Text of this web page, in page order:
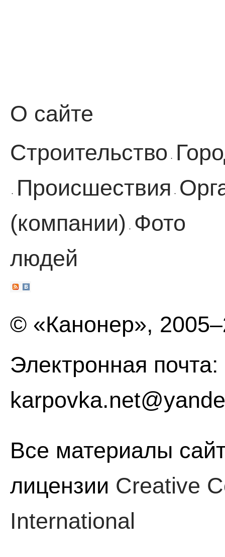
О сайте
Строительство ·
· Происшествия ·
(компании)
·
Фото
людей
© «Канонер»,
Электронная почта:
Все материалы
лицензии Creative
International